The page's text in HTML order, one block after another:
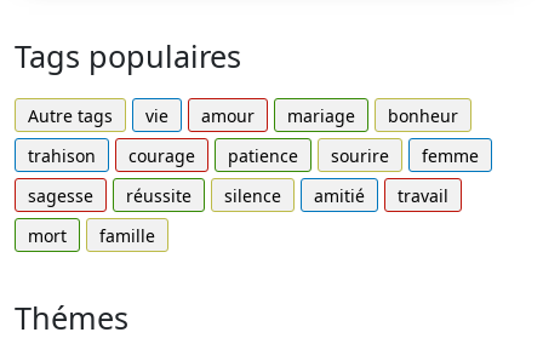
Tags populaires
Autre tags vie amour mariage
bonheur
trahison
courage patience sourire
femme
sagesse
réussite silence amitié
travail
mort
famille
Thémes